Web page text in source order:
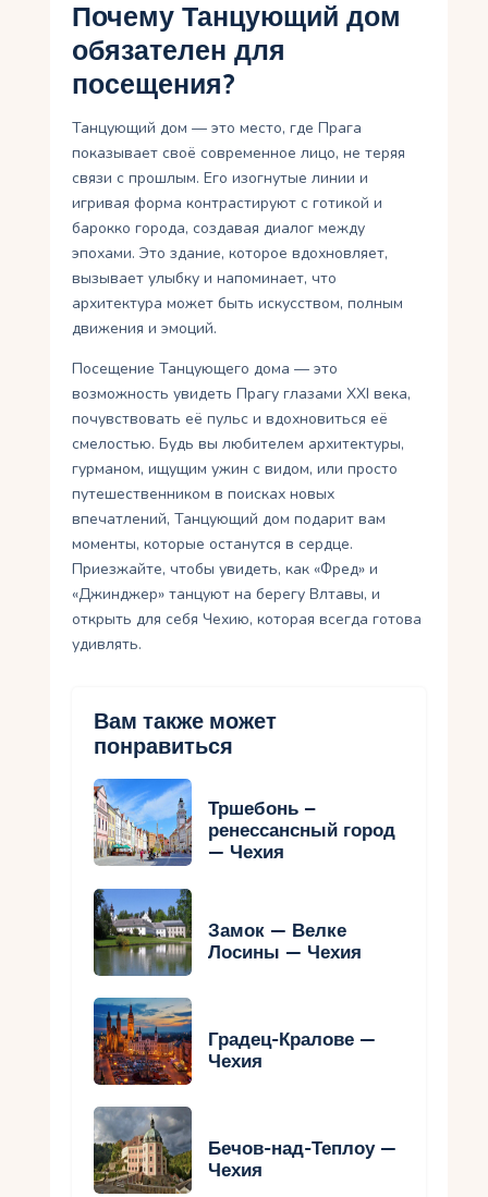
Почему Танцующий дом
обязателен для
посещения?
Танцующий дом — это место, где Прага
показывает своё современное лицо, не теряя
связи с прошлым. Его изогнутые линии и
игривая форма контрастируют с готикой и
барокко города, создавая диалог между
эпохами. Это здание, которое вдохновляет,
вызывает улыбку и напоминает, что
архитектура может быть искусством, полным
движения и эмоций.
Посещение Танцующего дома — это
возможность увидеть Прагу глазами XXI века,
почувствовать её пульс и вдохновиться её
смелостью. Будь вы любителем архитектуры,
гурманом, ищущим ужин с видом, или просто
путешественником в поисках новых
впечатлений, Танцующий дом подарит вам
моменты, которые останутся в сердце.
Приезжайте, чтобы увидеть, как «Фред» и
«Джинджер» танцуют на берегу Влтавы, и
открыть для себя Чехию, которая всегда готова
удивлять.
Вам также может
понравиться
Тршебонь –
ренессансный город
— Чехия
Замок — Велке
Лосины — Чехия
Градец-Кралове —
Чехия
Бечов-над-Теплоу —
Чехия